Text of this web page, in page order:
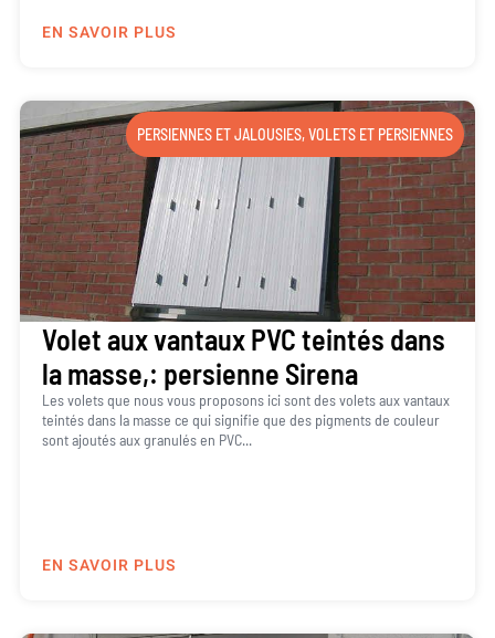
EN SAVOIR PLUS
PERSIENNES ET JALOUSIES,VOLETS ET PERSIENNES
Volet aux vantaux PVC teintés dans
la masse,: persienne Sirena
Les volets que nous vous proposons ici sont des volets aux vantaux
teintés dans la masse ce qui signifie que des pigments de couleur
sont ajoutés aux granulés en PVC...
EN SAVOIR PLUS